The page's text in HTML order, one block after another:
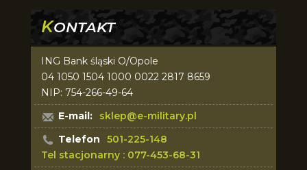
KONTAKT
ING Bank śląski O/Opole
04 1050 1504 1000 0022 2817 8659
NIP: 754-266-49-64
E-mail:
sklep@e-military.pl
Telefon
501-225-148
Tel stacjonarny : 077-453-68-31